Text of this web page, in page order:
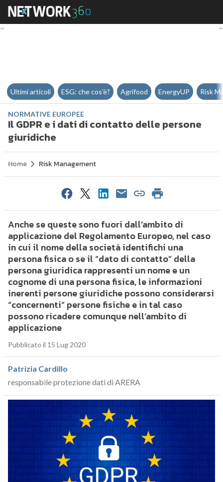
Il GDPR e i dati di contatto
Ultimi articoli ESG: che cos'è? Agrifood EnergyUP Risk
NORMATIVE EUROPEE
Il GDPR e i dati di contatto delle persone
giuridiche
Home Risk Management
Anche se queste sono fuori dall’ambito di
applicazione del Regolamento Europeo, nel caso
in cui il nome della società identifichi una
persona fisica o se il “dato di contatto” della
persona giuridica rappresenti un nome e un
cognome di una persona fisica, le informazioni
inerenti persone giuridiche possono considerarsi
“concernenti” persone fisiche e in tal caso
possono ricadere comunque nell’ambito di
applicazione
Pubblicato il 15 Lug 2020
Patrizia Cardillo
responsabile protezione dati di ARERA